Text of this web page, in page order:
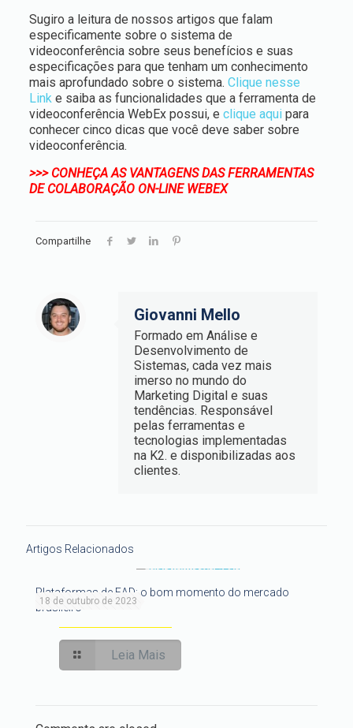
Sugiro a leitura de nossos artigos que falam
especificamente sobre o sistema de
videoconferência sobre seus benefícios e suas
especificações para que tenham um conhecimento
mais aprofundado sobre o sistema. Clique nesse
Linke saiba as funcionalidades que a ferramenta de
videoconferência WebEx possui, e clique aquipara
conhecer cinco dicas que você deve saber sobre
videoconferência.
>>> CONHEÇA AS VANTAGENS DAS FERRAMENTAS
DE COLABORAÇÃO ON-LINE WEBEX
Compartilhe
Giovanni Mello
Formado em Análise e
Desenvolvimento de
Sistemas, cada vez mais
imerso no mundo do
Marketing Digital e suas
tendências. Responsável
pelas ferramentas e
tecnologias implementadas
na K2. e disponibilizadas aos
clientes.
Artigos Relacionados
18 de outubro de 2023
Plataformas de EAD: o bom momento do mercado
brasileiro
Leia Mais